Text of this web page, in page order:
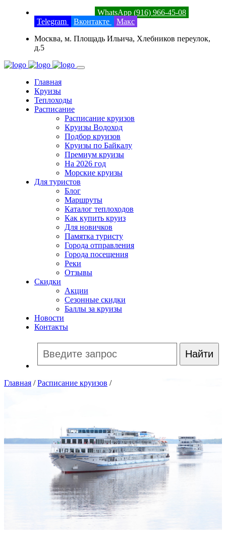
WhatsApp (916) 966-45-08
Telegram
Вконтакте
Макс
Москва, м. Площадь Ильича, Хлебников переулок,
д.5
Главная
Круизы
Теплоходы
Расписание
Расписание круизов
Круизы Водоход
Подбор круизов
Круизы по Байкалу
Премиум круизы
На 2026 год
Морские круизы
Для туристов
Блог
Маршруты
Каталог теплоходов
Как купить круиз
Для новичков
Памятка туристу
Города отправления
Города посещения
Реки
Отзывы
Скидки
Акции
Сезонные скидки
Баллы за круизы
Новости
Контакты
Главная /Расписание круизов /